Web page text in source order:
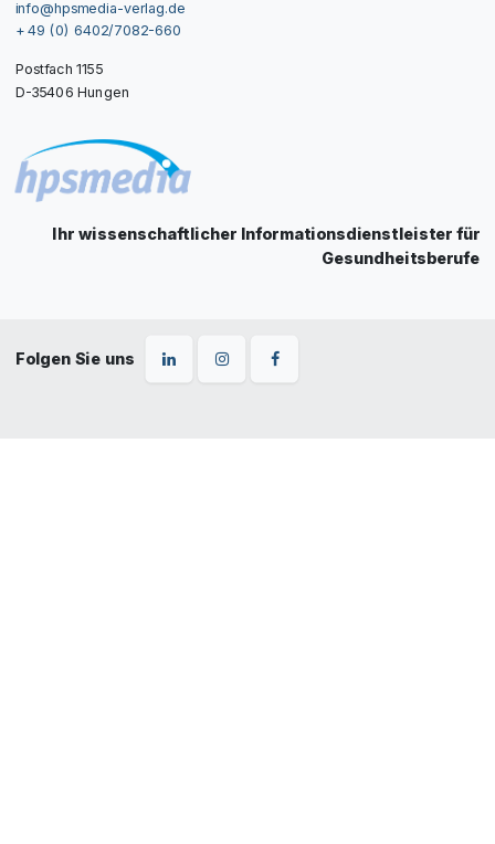
info@hpsmedia-verlag.de
+ 49 (0) 6402/7082-660
Postfach 1155
D-35406 Hungen
Ihr wissenschaftlicher Informationsdienstleister für
Gesundheitsberufe
Folgen Sie uns